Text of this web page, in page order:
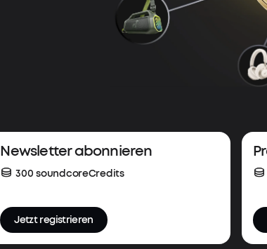
Newsletter abonnieren
300 soundcoreCredits
Jetzt registrieren